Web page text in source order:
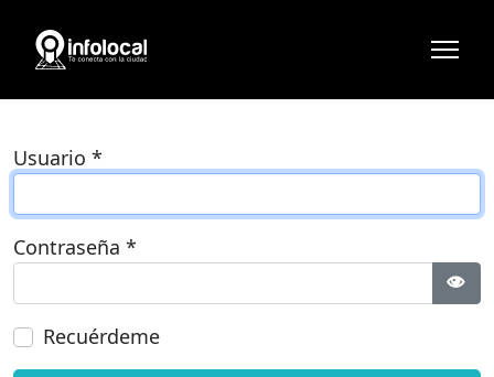
Usuario *
Contraseña *
Recuérdeme